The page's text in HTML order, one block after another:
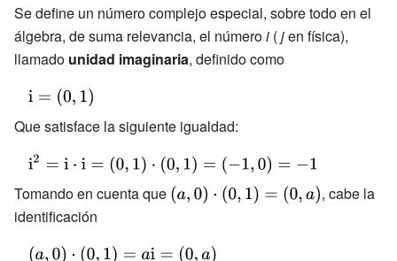
\over c^{2}+d^{2}},{bc-ad
\over c^{2}+d^{2}}\right)}
Se define un número complejo especial, sobre todo en el
álgebra, de suma relevancia, el númeroi (jen física),
llamado unidad imaginaria, definido como
{\displaystyle
\mathrm {i} =
Que satisface la siguiente igualdad:
{\displaystyle
\mathrm {i}
^{2}=\mathrm
\mathrm {i} =
Tomando en cuenta que {\displaystyle
, cabe la
identificación
{\displaystyle